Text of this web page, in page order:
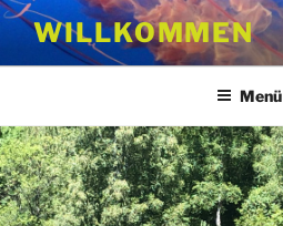
Zum
Inhalt
springen
WILLKOMMEN
Menü